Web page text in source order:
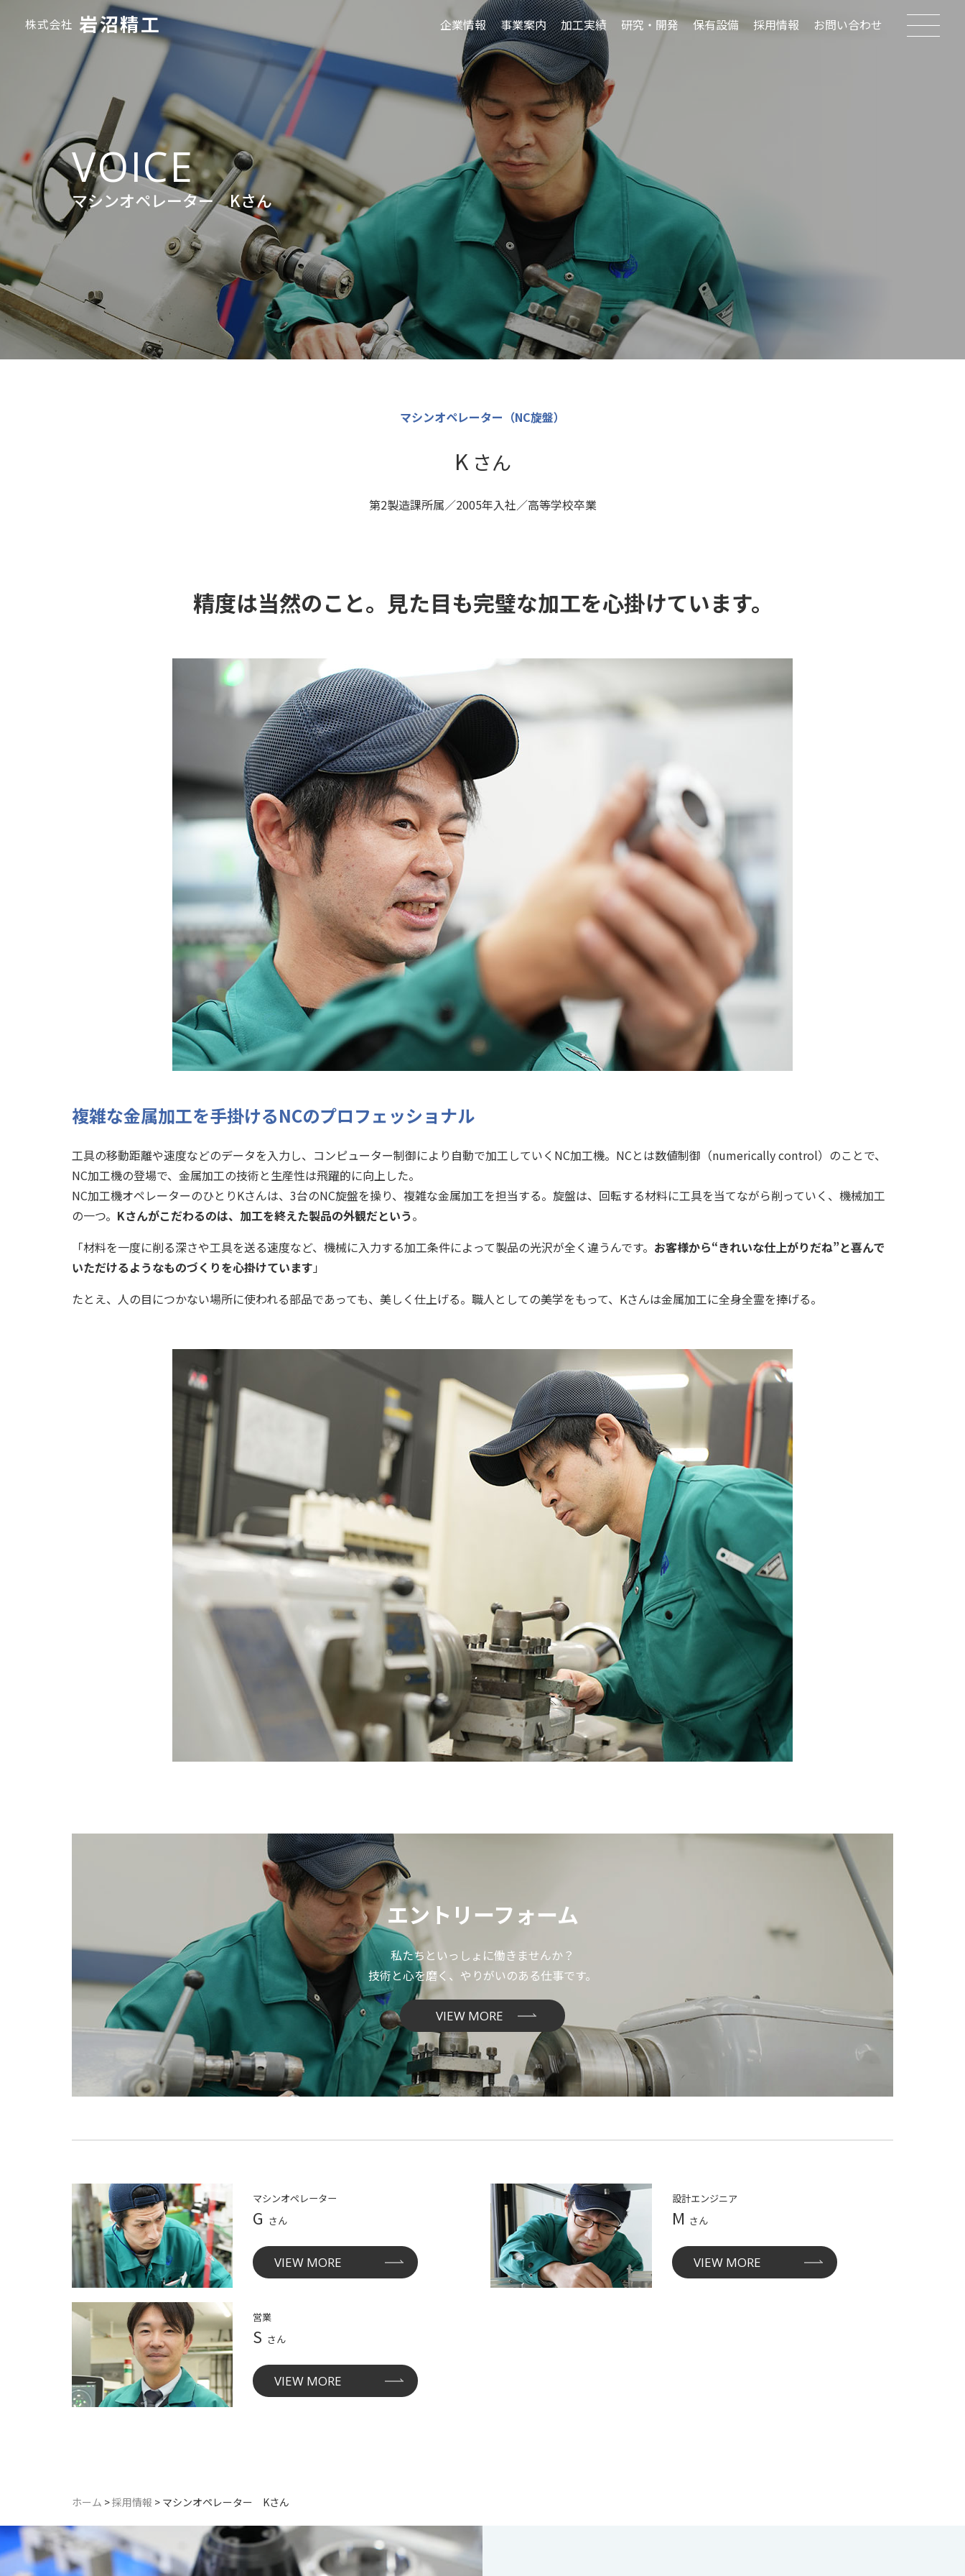
株式会社 岩沼精工 企業情報 事業案内 加工実績 研究・開発 保有設備 採用情報 お問い合わせ
VOICE
マシンオペレーター Kさん
マシンオペレーター（NC旋盤）
K さん
第2製造課所属／2005年入社／高等学校卒業
精度は当然のこと。見た目も完璧な加工を心掛けています。
複雑な金属加工を手掛けるNCのプロフェッショナル
工具の移動距離や速度などのデータを入力し、コンピューター制御により自動で加工していくNC加工機。NCとは数値制御（numerically control）のことで、
NC加工機の登場で、金属加工の技術と生産性は飛躍的に向上した。
NC加工機オペレーターのひとりKさんは、3台のNC旋盤を操り、複雑な金属加工を担当する。旋盤は、回転する材料に工具を当てながら削っていく、機械加工
の一つ。 Kさんがこだわるのは、加工を終えた製品の外観だという。
「材料を一度に削る深さや工具を送る速度など、機械に入力する加工条件によって製品の光沢が全く違うんです。 お客様から“きれいな仕上がりだね”と喜んで
いただけるようなものづくりを心掛けています 」
たとえ、人の目につかない場所に使われる部品であっても、美しく仕上げる。職人としての美学をもって、Kさんは金属加工に全身全霊を捧げる。
エントリーフォーム
私たちといっしょに働きませんか？
技術と心を磨く、やりがいのある仕事です。
VIEW MORE
マシンオペレーター
G さん
VIEW MORE
設計エンジニア
M さん
VIEW MORE
営業
S さん
VIEW MORE
ホーム >採用情報 > マシンオペレーター Kさん